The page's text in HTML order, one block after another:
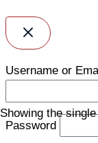
Showing the
Username or
Password